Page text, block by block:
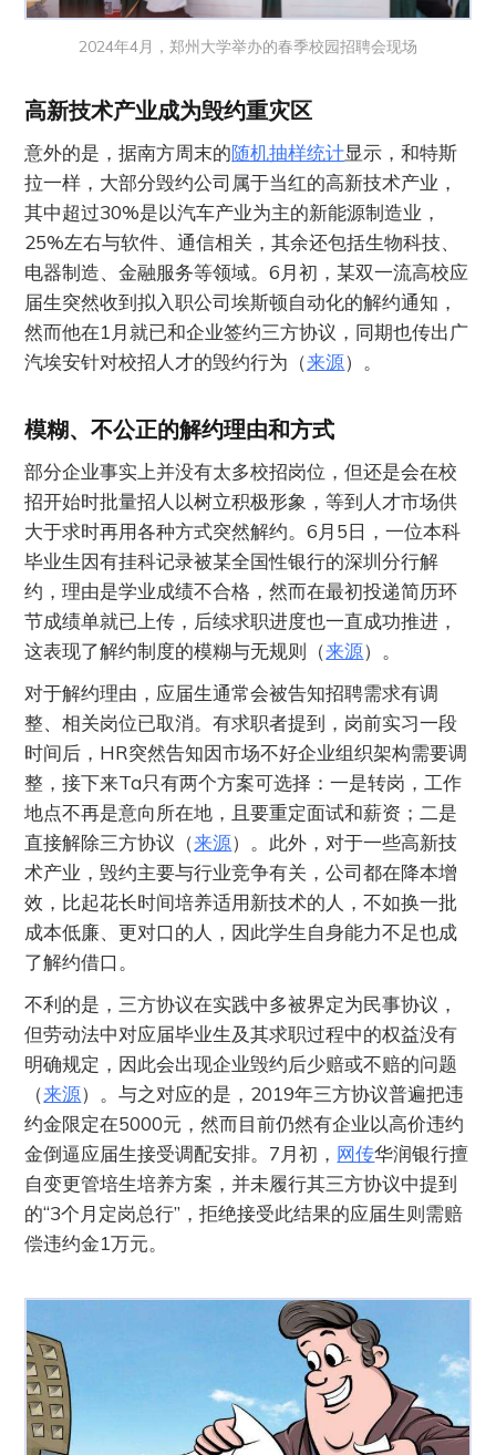
2024年4月，郑州大学举办的春季校园招聘会现场
高新技术产业成为毁约重灾区
意外的是，据南方周末的随机抽样统计显示，和特斯
拉一样，大部分毁约公司属于当红的高新技术产业，
其中超过30%是以汽车产业为主的新能源制造业，
25%左右与软件、通信相关，其余还包括生物科技、
电器制造、金融服务等领域。6月初，某双一流高校应
届生突然收到拟入职公司埃斯顿自动化的解约通知，
然而他在1月就已和企业签约三方协议，同期也传出广
汽埃安针对校招人才的毁约行为（来源）。
模糊、不公正的解约理由和方式
部分企业事实上并没有太多校招岗位，但还是会在校
招开始时批量招人以树立积极形象，等到人才市场供
大于求时再用各种方式突然解约。6月5日，一位本科
毕业生因有挂科记录被某全国性银行的深圳分行解
约，理由是学业成绩不合格，然而在最初投递简历环
节成绩单就已上传，后续求职进度也一直成功推进，
这表现了解约制度的模糊与无规则（来源）。
对于解约理由，应届生通常会被告知招聘需求有调
整、相关岗位已取消。有求职者提到，岗前实习一段
时间后，HR突然告知因市场不好企业组织架构需要调
整，接下来Ta只有两个方案可选择：一是转岗，工作
地点不再是意向所在地，且要重定面试和薪资；二是
直接解除三方协议（来源）。此外，对于一些高新技
术产业，毁约主要与行业竞争有关，公司都在降本增
效，比起花长时间培养适用新技术的人，不如换一批
成本低廉、更对口的人，因此学生自身能力不足也成
了解约借口。
不利的是，三方协议在实践中多被界定为民事协议，
但劳动法中对应届毕业生及其求职过程中的权益没有
明确规定，因此会出现企业毁约后少赔或不赔的问题
（来源）。与之对应的是，2019年三方协议普遍把违
约金限定在5000元，然而目前仍然有企业以高价违约
金倒逼应届生接受调配安排。7月初， 网传华润银行擅
自变更管培生培养方案，并未履行其三方协议中提到
的“3个月定岗总行”，拒绝接受此结果的应届生则需赔
偿违约金1万元。